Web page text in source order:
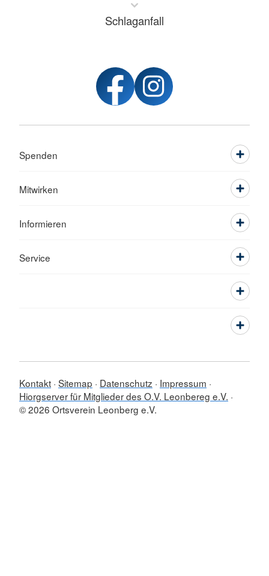
Schlaganfall
Spenden
Mitwirken
Informieren
Service
Kontakt Sitemap Datenschutz
Impressum
Hiorgserver für Mitglieder des O.V. Leonbereg e.V.
© 2026 Ortsverein Leonberg e.V.